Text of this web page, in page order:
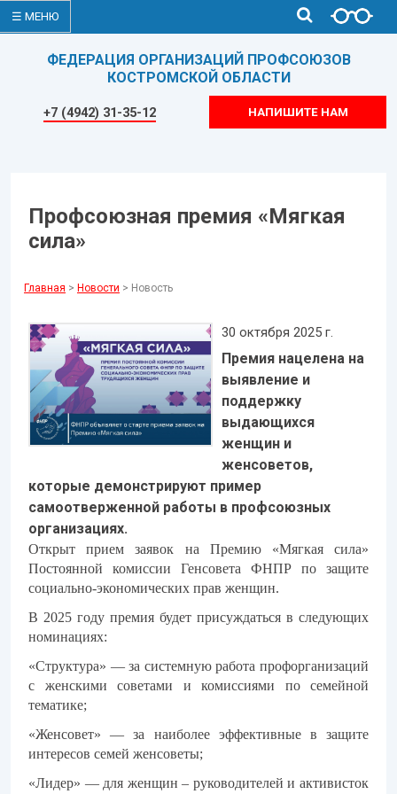
☰ МЕНЮ
ФЕДЕРАЦИЯ ОРГАНИЗАЦИЙ ПРОФСОЮЗОВ
КОСТРОМСКОЙ ОБЛАСТИ
+7 (4942) 31-35-12 НАПИШИТЕ НАМ
Профсоюзная премия «Мягкая
сила»
Главная > Новости > Новость
30 октября 2025 г.
Премия нацелена на
выявление и
поддержку
выдающихся
женщин и
женсоветов,
которые демонстрируют пример
самоотверженной работы в профсоюзных
организациях.
Открыт прием заявок на Премию «Мягкая сила»
Постоянной комиссии Генсовета ФНПР по защите
социально-экономических прав женщин.
В 2025 году премия будет присуждаться в следующих
номинациях:
«Структура» — за системную работа профорганизаций
с женскими советами и комиссиями по семейной
тематике;
«Женсовет» — за наиболее эффективные в защите
интересов семей женсоветы;
«Лидер» — для женщин – руководителей и активисток